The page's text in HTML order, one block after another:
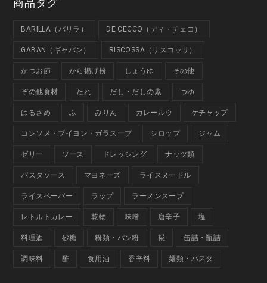
商品タグ
BARILLA（バリラ） DE CECCO（ディ・チェコ）
GABAN（ギャバン） RISCOSSA（リスコッサ）
かつお節 から揚げ粉 しょうゆ その他
ぞの他食材 たれ だし・だしの素 つゆ
はるさめ ふ みりん カレールウ ケチャップ
コンソメ・ブイヨン・ガラスープ シロップ ジャム
ゼリー ソース ドレッシング ナッツ類
パスタソース マヨネーズ ライスヌードル
ライスペーパー ラップ ラーメンスープ
レトルトカレー 乾物 味噌 唐辛子 塩
料理酒 砂糖 粉類・パン粉 糀 缶詰・瓶詰
調味料 酢 食用油 香辛料 麺類・パスタ